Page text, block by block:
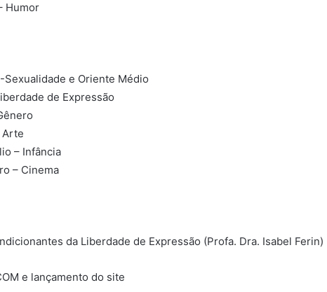
Humor
e Oriente Médio
de Expressão
Arte
– Infância
– Cinema
da Liberdade de Expressão (Profa. Dra. Isabel Ferin)
e lançamento do site